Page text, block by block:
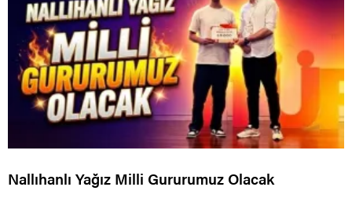
Nallıhanlı Yağız Milli Gururumuz Olacak